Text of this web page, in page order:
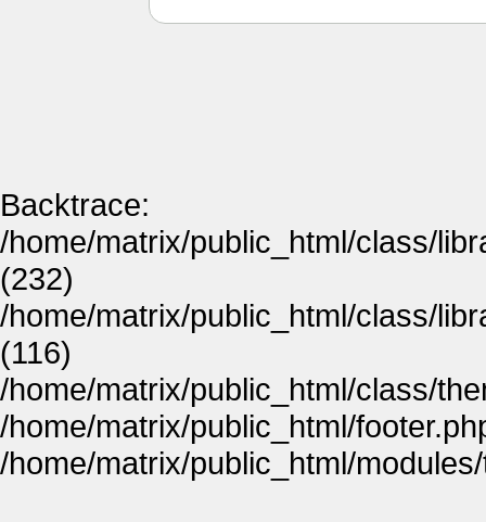
Backtrace:
/home/matrix/public_html/class/
(232)
/home/matrix/public_html/class/
(116)
/home/matrix/public_html/class/
/home/matrix/public_html/
/home/matrix/public_html/